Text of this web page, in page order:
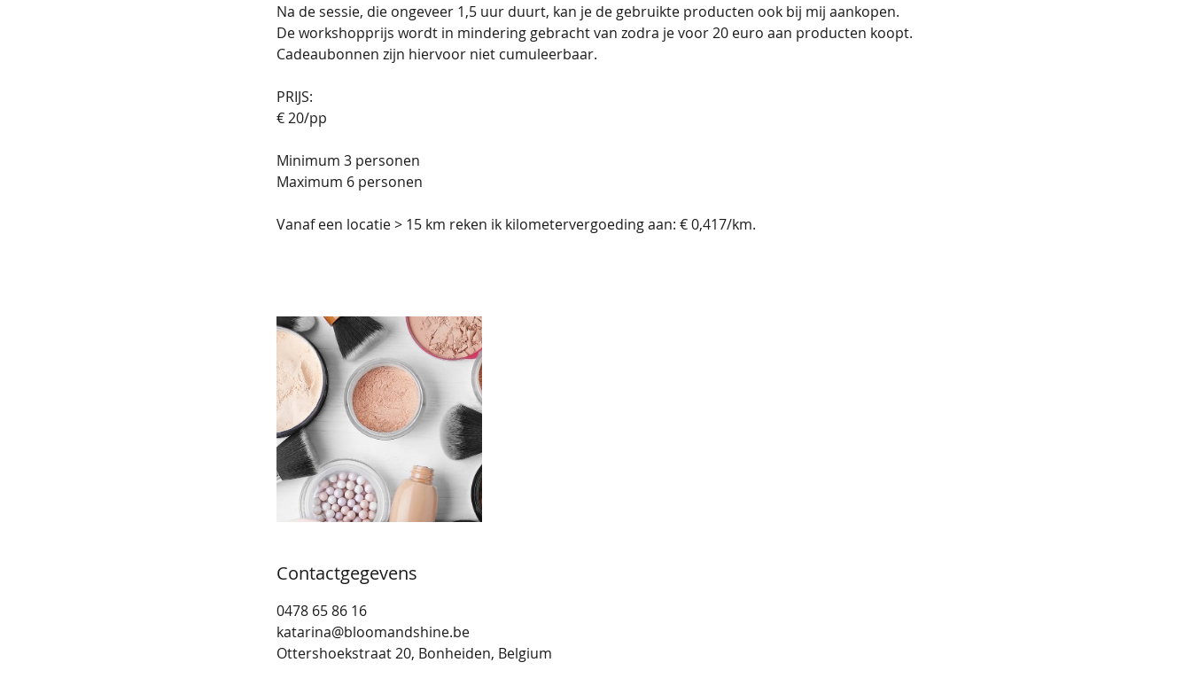
Na de sessie, die ongeveer 1,5 uur duurt, kan je de gebruikte producten ook bij mij aankopen.
De workshopprijs wordt in mindering gebracht van zodra je voor 20 euro aan producten koopt.
Cadeaubonnen zijn hiervoor niet cumuleerbaar.​
​PRIJS:
€ 20/pp
Minimum 3 personen
Maximum 6 personen
Vanaf een locatie > 15 km reken ik kilometervergoeding aan: € 0,417/km.
Contactgegevens
0478 65 86 16
katarina@bloomandshine.be
Ottershoekstraat 20, Bonheiden, Belgium